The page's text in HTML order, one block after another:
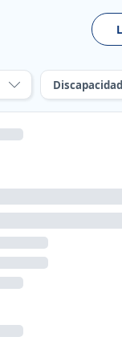
Discapacidad